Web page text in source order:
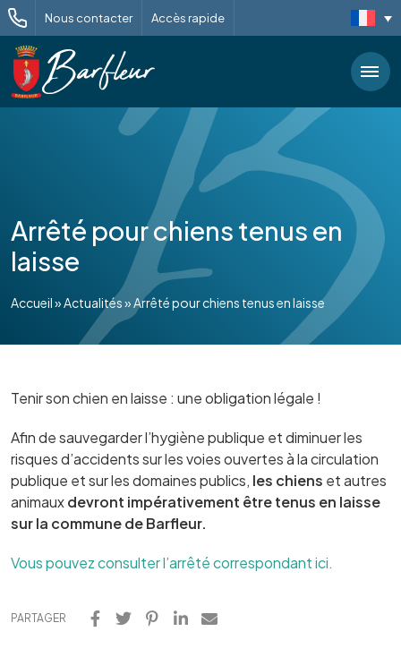
Nous contacter Accès rapide
Arrêté pour chiens tenus en
laisse
Accueil»Actualités»Arrêté pour chiens tenus en laisse
Tenir son chien en laisse : une obligation légale !
Afin de sauvegarder l’hygiène publique et diminuer les
risques d’accidents sur les voies ouvertes à la circulation
publique et sur les domaines publics, les chiens et autres
animauxdevront impérativement être tenus en laisse
sur la commune de Barfleur.
Vous pouvez consulter l’arrêté correspondant ici.
PARTAGER